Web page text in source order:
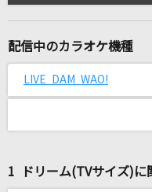
太陽が燃えている
THE YELLOW MONKEY
アシタノハナタチ
LIP×LIP(勇次郎・愛蔵/CV:内山
配信中のカラオケ機種
LIVE DAM WAO!
1 ドリーム(TVサイズ)に